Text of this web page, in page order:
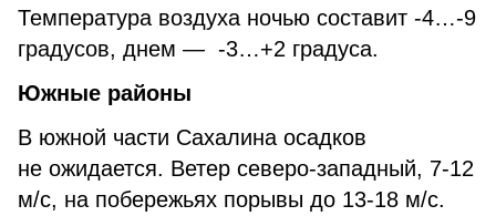
Температура воздуха ночью составит -4…-9
градусов, днем — -3…+2 градуса.
Южные районы
В южной части Сахалина осадков
не ожидается. Ветер северо-западный, 7-12
м/с, на побережьях порывы до 13-18 м/с.